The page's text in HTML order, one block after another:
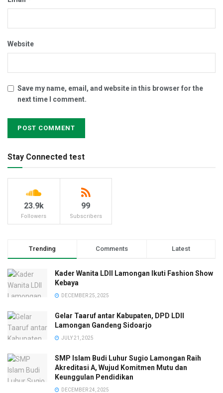
Website
Save my name, email, and website in this browser for the
next time I comment.
Stay Connected test
23.9k
Followers
99
Subscribers
Trending Comments Latest
Kader Wanita LDII Lamongan Ikuti Fashion Show
Kebaya
DECEMBER 25, 2025
Gelar Taaruf antar Kabupaten, DPD LDII
Lamongan Gandeng Sidoarjo
JULY 21, 2025
SMP Islam Budi Luhur Sugio Lamongan Raih
Akreditasi A, Wujud Komitmen Mutu dan
Keunggulan Pendidikan
DECEMBER 24, 2025